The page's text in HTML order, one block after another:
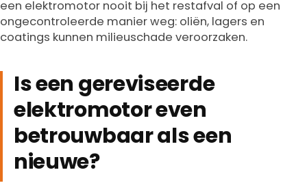
een elektromotor nooit bij het restafval of op een
ongecontroleerde manier weg: oliën, lagers en
coatings kunnen milieuschade veroorzaken.
Is een gereviseerde
elektromotor even
betrouwbaar als een
nieuwe?